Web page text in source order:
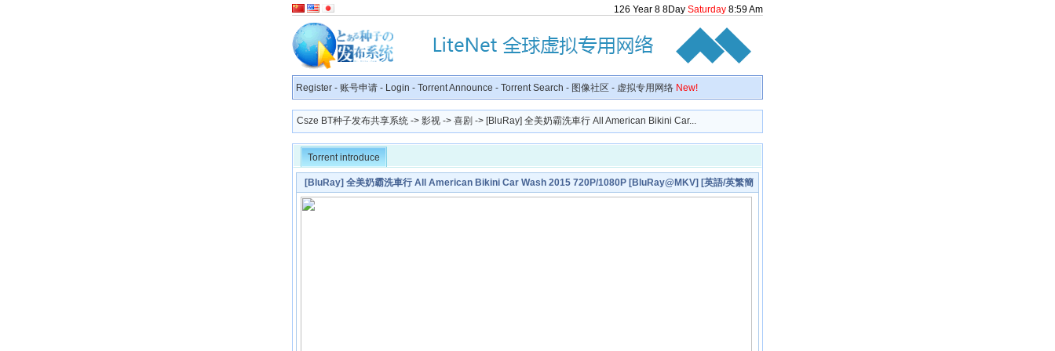
126 Year 8 8Day Saturday 8:59Am
Register - 账号申请 - Login - Torrent Announce - Torrent Search - 图像社区 - 虚拟专用网络 New!
Csze BT种子发布共享系统 -> 影视 -> 喜剧 -> [BluRay] 全美奶霸洗車行 All American Bikini Car...
Torrent introduce
[BluRay] 全美奶霸洗車行 All American Bikini Car Wash 2015 720P/1080P [BluRay@MKV] [英語/英繁簡
字幕]